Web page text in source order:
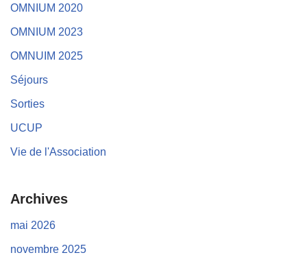
OMNIUM 2020
OMNIUM 2023
OMNUIM 2025
Séjours
Sorties
UCUP
Vie de l'Association
Archives
mai 2026
novembre 2025